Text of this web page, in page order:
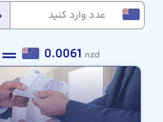
0.0061 nzd